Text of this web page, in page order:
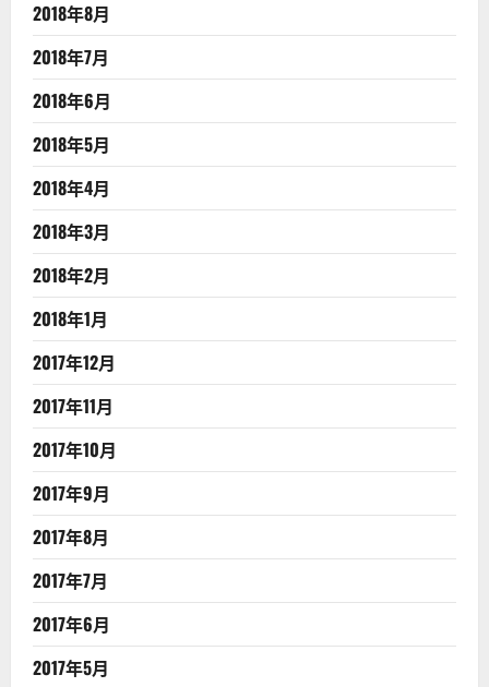
2018年8月
2018年7月
2018年6月
2018年5月
2018年4月
2018年3月
2018年2月
2018年1月
2017年12月
2017年11月
2017年10月
2017年9月
2017年8月
2017年7月
2017年6月
2017年5月